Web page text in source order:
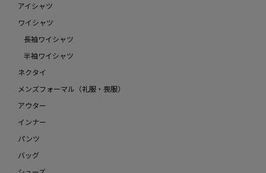
アイシャツ
ワイシャツ
長袖ワイシャツ
半袖ワイシャツ
ネクタイ
メンズフォーマル（礼服・喪服）
アウター
インナー
パンツ
バッグ